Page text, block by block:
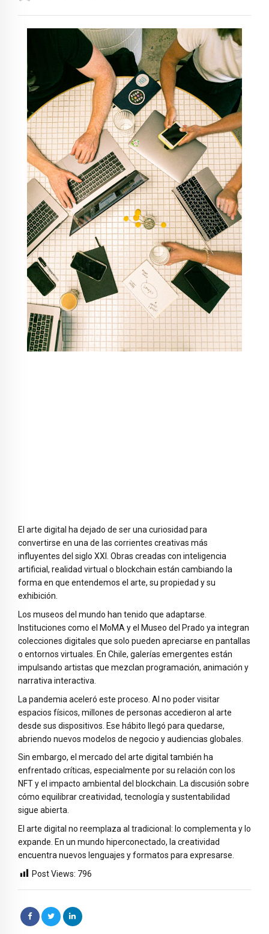
El arte digital ha dejado de ser una curiosidad para
convertirse en una de las corrientes creativas más
influyentes del siglo XXI. Obras creadas con inteligencia
artificial, realidad virtual o blockchain están cambiando la
forma en que entendemos el arte, su propiedad y su
exhibición.
Los museos del mundo han tenido que adaptarse.
Instituciones como el MoMA y el Museo del Prado ya integran
colecciones digitales que solo pueden apreciarse en pantallas
o entornos virtuales. En Chile, galerías emergentes están
impulsando artistas que mezclan programación, animación y
narrativa interactiva.
La pandemia aceleró este proceso. Al no poder visitar
espacios físicos, millones de personas accedieron al arte
desde sus dispositivos. Ese hábito llegó para quedarse,
abriendo nuevos modelos de negocio y audiencias globales.
Sin embargo, el mercado del arte digital también ha
enfrentado críticas, especialmente por su relación con los
NFT y el impacto ambiental del blockchain. La discusión sobre
cómo equilibrar creatividad, tecnología y sustentabilidad
sigue abierta.
El arte digital no reemplaza al tradicional: lo complementa y lo
expande. En un mundo hiperconectado, la creatividad
encuentra nuevos lenguajes y formatos para expresarse.
Post Views: 796